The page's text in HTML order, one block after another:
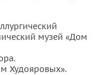
путевая
Чудотворца
музей «Дом
Худояровых».